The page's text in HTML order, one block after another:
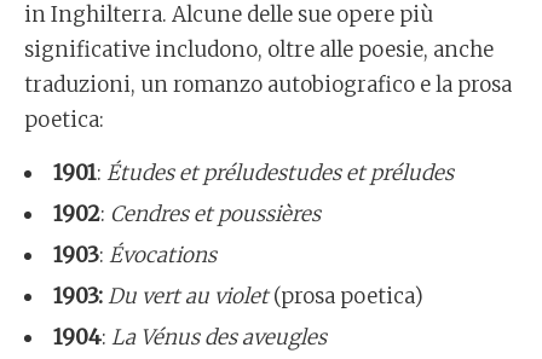
in Inghilterra. Alcune delle sue opere più
significative includono, oltre alle poesie, anche
traduzioni, un romanzo autobiografico e la prosa
poetica:
1901: Études et préludestudes et préludes
1902: Cendres et poussières
1903: Évocations
1903:Du vert au violet(prosa poetica)
1904: La Vénus des aveugles